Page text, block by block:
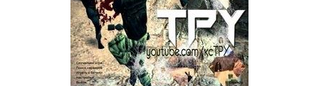
Administrator